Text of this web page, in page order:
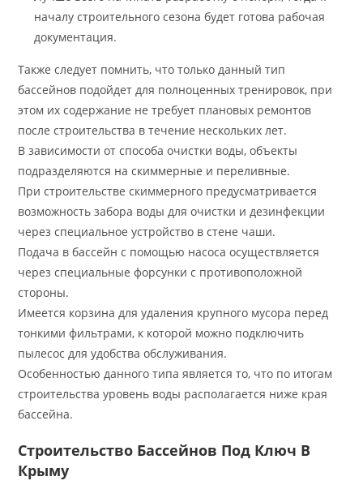
началу строительного сезона будет готова рабочая
документация.
Также следует помнить, что только данный тип
бассейнов подойдет для полноценных тренировок, при
этом их содержание не требует плановых ремонтов
после строительства в течение нескольких лет.
В зависимости от способа очистки воды, объекты
подразделяются на скиммерные и переливные.
При строительстве скиммерного предусматривается
возможность забора воды для очистки и дезинфекции
через специальное устройство в стене чаши.
Подача в бассейн с помощью насоса осуществляется
через специальные форсунки с противоположной
стороны.
Имеется корзина для удаления крупного мусора перед
тонкими фильтрами, к которой можно подключить
пылесос для удобства обслуживания.
Особенностью данного типа является то, что по итогам
строительства уровень воды располагается ниже края
бассейна.
Строительство Бассейнов Под Ключ В
Крыму